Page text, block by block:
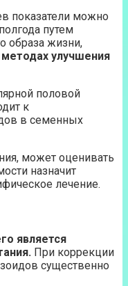
показатели можно
путем
образа жизни,
методах улучшения
половой
к
в семенных
может оценивать
назначит
лечение.
является
При коррекции
существенно